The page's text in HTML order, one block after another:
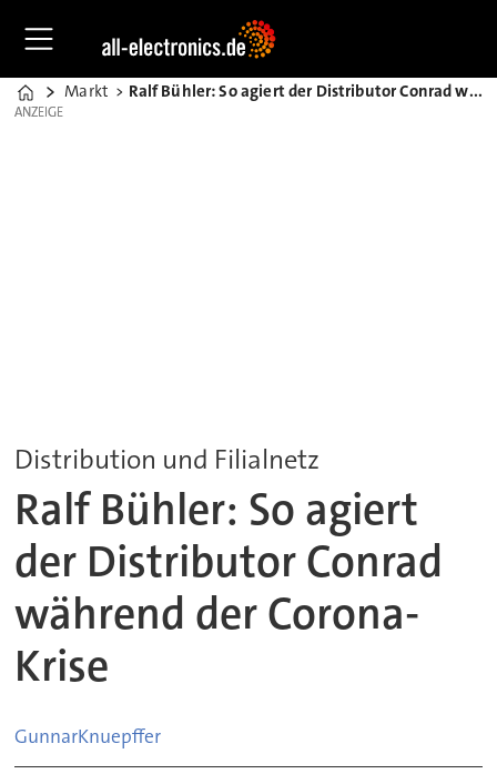
Home
Markt Ralf Bühler: So agiert der Distributor Conrad während der Corona-Krise
ANZEIGE
ANZEIGE
Distribution und Filialnetz
Ralf Bühler: So agiert
der Distributor Conrad
während der Corona-
Krise
GunnarKnuepffer